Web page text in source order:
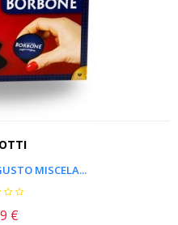
MISCELA...
€